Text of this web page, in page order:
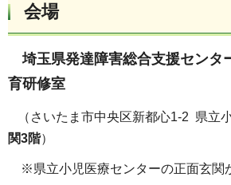
会場
埼玉県発達障害総合支援センタ
育研修室
（さいたま市中央区新都心1-2 県立
関3階）
※県立小児医療センターの正面玄関